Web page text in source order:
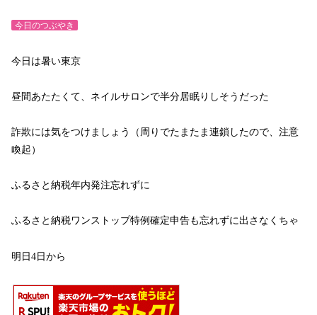
今日のつぶやき
今日は暑い東京
昼間あたたくて、ネイルサロンで半分居眠りしそうだった
詐欺には気をつけましょう（周りでたまたま連鎖したので、注意
喚起）
ふるさと納税年内発注忘れずに
ふるさと納税ワンストップ特例確定申告も忘れずに出さなくちゃ
明日4日から